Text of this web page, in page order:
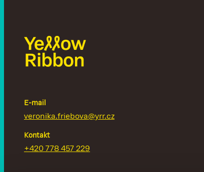
E-mail
veronika.friebova@yrr.cz
Kontakt
+420 778 457 229